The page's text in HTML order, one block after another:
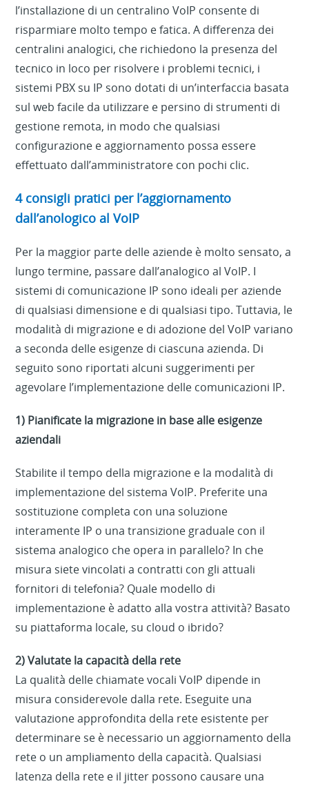
l’installazione di un centralino VoIP consente di
risparmiare molto tempo e fatica. A differenza dei
centralini analogici, che richiedono la presenza del
tecnico in loco per risolvere i problemi tecnici, i
sistemi PBX su IP sono dotati di un’interfaccia basata
sul web facile da utilizzare e persino di strumenti di
gestione remota, in modo che qualsiasi
configurazione e aggiornamento possa essere
effettuato dall’amministratore con pochi clic.
4 consigli pratici per l’aggiornamento
dall’anologico al VoIP
Per la maggior parte delle aziende è molto sensato, a
lungo termine, passare dall’analogico al VoIP. I
sistemi di comunicazione IP sono ideali per aziende
di qualsiasi dimensione e di qualsiasi tipo. Tuttavia, le
modalità di migrazione e di adozione del VoIP variano
a seconda delle esigenze di ciascuna azienda. Di
seguito sono riportati alcuni suggerimenti per
agevolare l’implementazione delle comunicazioni IP.
1) Pianificate la migrazione in base alle esigenze
aziendali
Stabilite il tempo della migrazione e la modalità di
implementazione del sistema VoIP. Preferite una
sostituzione completa con una soluzione
interamente IP o una transizione graduale con il
sistema analogico che opera in parallelo? In che
misura siete vincolati a contratti con gli attuali
fornitori di telefonia? Quale modello di
implementazione è adatto alla vostra attività? Basato
su piattaforma locale, su cloud o ibrido?
2) Valutate la capacità della rete
La qualità delle chiamate vocali VoIP dipende in
misura considerevole dalla rete. Eseguite una
valutazione approfondita della rete esistente per
determinare se è necessario un aggiornamento della
rete o un ampliamento della capacità. Qualsiasi
latenza della rete e il jitter possono causare una